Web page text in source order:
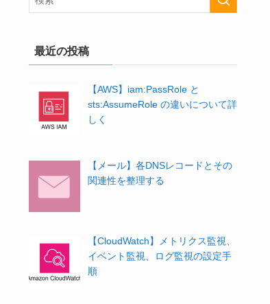
最近の投稿
【AWS】iam:PassRole と
sts:AssumeRole の違いについて詳
しく
【メール】各DNSレコードとその
関連性を整理する
【CloudWatch】メトリクス監視、
イベント監視、ログ監視の設定手
順